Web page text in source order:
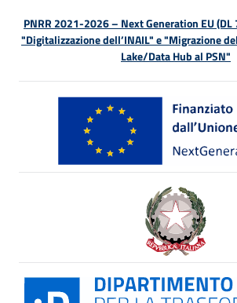
PNRR 2021-2026 – Next Generation EU
"Digitalizzazione dell’INAIL" e "Migrazione
Lake/Data Hub al PSN"